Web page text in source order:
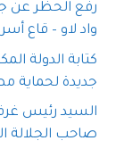
رفع الحظر عن
واد لاو – قاع
كتابة الدولة
جديدة لحماية
السيد رئيس
صاحب الجلالة